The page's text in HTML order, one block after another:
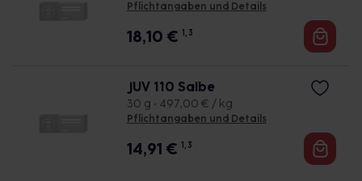
Pflichtangaben und Details
18,10 € 1, 3
JUV 110 Salbe
30 g • 497,00 € / kg
Pflichtangaben und Details
14,91 € 1, 3